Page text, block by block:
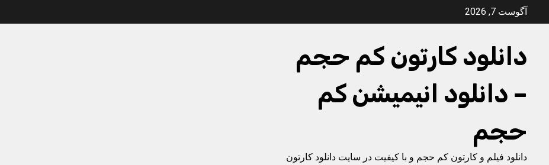
آگوست 7, 2026
دانلود کارتون کم حجم
– دانلود انیمیشن کم
حجم
دانلود فیلم و کارتون کم حجم و با کیفیت در سایت دانلود کارتون